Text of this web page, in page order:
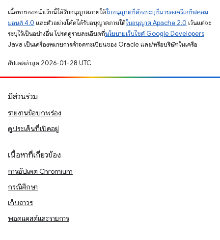
เนื้อหาของหน้าเว็บนี้ได้รับอนุญาตภายใต้ใบอนุญาตที่ต้องระบุที่มาของครีเอทีฟคอม
มอนส์ 4.0 และตัวอย่างโค้ดได้รับอนุญาตภายใต้ใบอนุญาต Apache 2.0 เว้นแต่จะ
ระบุไว้เป็นอย่างอื่น โปรดดูรายละเอียดที่นโยบายเว็บไซต์ Google Developers
Java เป็นเครื่องหมายการค้าจดทะเบียนของ Oracle และ/หรือบริษัทในเครือ
อัปเดตล่าสุด 2026-01-28 UTC
มีส่วนร่วม
รายงานข้อบกพร่อง
ดูประเด็นที่เปิดอยู่
เนื้อหาที่เกี่ยวข้อง
การอัปเดต Chromium
กรณีศึกษา
เก็บถาวร
พอดแคสต์และรายการ